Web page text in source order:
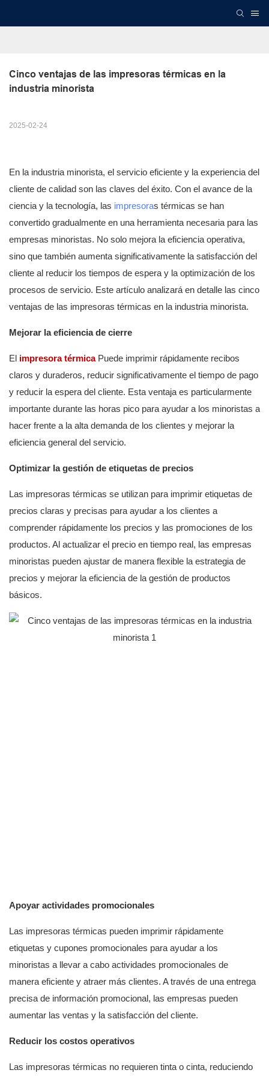
Cinco ventajas de las impresoras térmicas en la
industria minorista
2025-02-24
En la industria minorista, el servicio eficiente y la experiencia del
cliente de calidad son las claves del éxito. Con el avance de la
ciencia y la tecnología, las impresoras térmicas se han
convertido gradualmente en una herramienta necesaria para las
empresas minoristas. No solo mejora la eficiencia operativa,
sino que también aumenta significativamente la satisfacción del
cliente al reducir los tiempos de espera y la optimización de los
procesos de servicio. Este artículo analizará en detalle las cinco
ventajas de las impresoras térmicas en la industria minorista.
Mejorar la eficiencia de cierre
El impresora térmica Puede imprimir rápidamente recibos
claros y duraderos, reducir significativamente el tiempo de pago
y reducir la espera del cliente. Esta ventaja es particularmente
importante durante las horas pico para ayudar a los minoristas a
hacer frente a la alta demanda de los clientes y mejorar la
eficiencia general del servicio.
Optimizar la gestión de etiquetas de precios
Las impresoras térmicas se utilizan para imprimir etiquetas de
precios claras y precisas para ayudar a los clientes a
comprender rápidamente los precios y las promociones de los
productos. Al actualizar el precio en tiempo real, las empresas
minoristas pueden ajustar de manera flexible la estrategia de
precios y mejorar la eficiencia de la gestión de productos
básicos.
Apoyar actividades promocionales
Las impresoras térmicas pueden imprimir rápidamente
etiquetas y cupones promocionales para ayudar a los
minoristas a llevar a cabo actividades promocionales de
manera eficiente y atraer más clientes. A través de una entrega
precisa de información promocional, las empresas pueden
aumentar las ventas y la satisfacción del cliente.
Reducir los costos operativos
Las impresoras térmicas no requieren tinta o cinta, reduciendo